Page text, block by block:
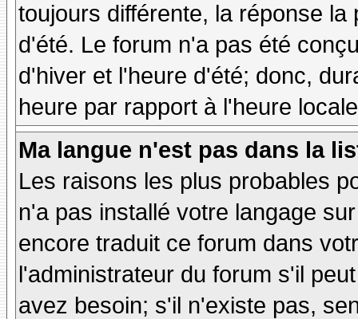
toujours différente, la réponse
d'été. Le forum n'a pas été
d'hiver et l'heure d'été; donc,
heure par rapport à l'heure
Ma langue n'est pas dans la
Les raisons les plus probables
n'a pas installé votre langage
encore traduit ce forum dans
l'administrateur du forum s'il
avez besoin; s'il n'existe pas,